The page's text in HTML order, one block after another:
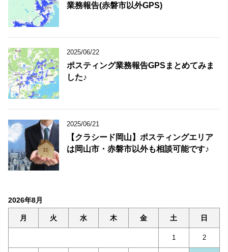
業務報告(赤磐市以外GPS)
2025/06/22
ポスティング業務報告GPSまとめてみま
した♪
2025/06/21
【クラシード岡山】ポスティングエリア
は岡山市・赤磐市以外も相談可能です♪
2026年8月
月 火 水 木 金 土 日
1 2